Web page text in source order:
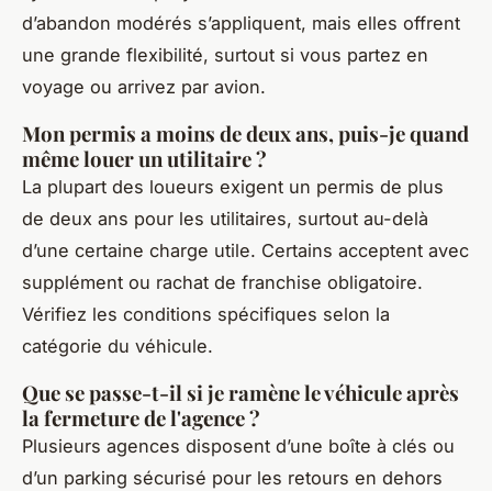
d’abandon modérés s’appliquent, mais elles offrent
une grande flexibilité, surtout si vous partez en
voyage ou arrivez par avion.
Mon permis a moins de deux ans, puis-je quand
même louer un utilitaire ?
La plupart des loueurs exigent un permis de plus
de deux ans pour les utilitaires, surtout au-delà
d’une certaine charge utile. Certains acceptent avec
supplément ou rachat de franchise obligatoire.
Vérifiez les conditions spécifiques selon la
catégorie du véhicule.
Que se passe-t-il si je ramène le véhicule après
la fermeture de l'agence ?
Plusieurs agences disposent d’une boîte à clés ou
d’un parking sécurisé pour les retours en dehors